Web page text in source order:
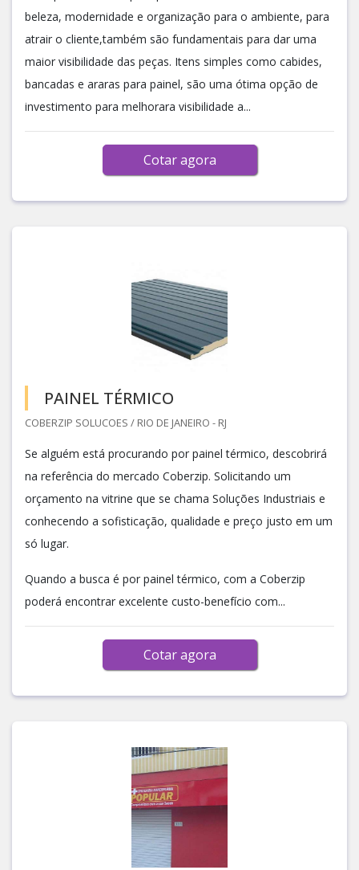
beleza, modernidade e organização para o ambiente, para
atrair o cliente,também são fundamentais para dar uma
maior visibilidade das peças. Itens simples como cabides,
bancadas e araras para painel, são uma ótima opção de
investimento para melhorara visibilidade a...
Cotar agora
PAINEL TÉRMICO
COBERZIP SOLUCOES / RIO DE JANEIRO - RJ
Se alguém está procurando por painel térmico, descobrirá
na referência do mercado Coberzip. Solicitando um
orçamento na vitrine que se chama Soluções Industriais e
conhecendo a sofisticação, qualidade e preço justo em um
só lugar.
Quando a busca é por painel térmico, com a Coberzip
poderá encontrar excelente custo-benefício com...
Cotar agora